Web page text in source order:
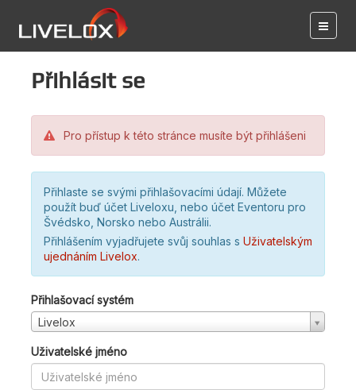
Přihlásit se
Pro přístup k této stránce musíte být přihlášeni
Přihlaste se svými přihlašovacími údají. Můžete
použít buď účet Liveloxu, nebo účet Eventoru pro
Švédsko, Norsko nebo Austrálii.
Přihlášením vyjadřujete svůj souhlas s Uživatelským
ujednáním Livelox.
Přihlašovací systém
Livelox
Uživatelské jméno